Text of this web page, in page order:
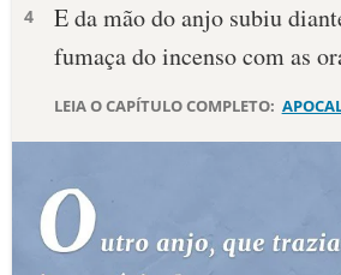
10 MANDAMENTOS
ESTUDOS BÍBLICOS
TEMAS
4
E da mão do anjo subiu
fumaça do incenso com as
LEIA O CAPÍTULO COMPLETO: